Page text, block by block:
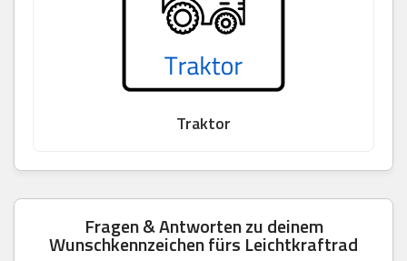
Traktor
Fragen & Antworten zu deinem
Wunschkennzeichen fürs Leichtkraftrad